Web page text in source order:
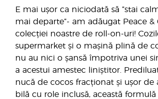
E mai ușor ca niciodată să ”stai
mai departe”- am adăugat Peace &
colecției noastre de roll-on-uri!
supermarket și o mașină plină de
nu au nici o șansă împotriva unei
a acestui amestec liniștitor.
nucă de cocos fracționat și ușor de
bilă cu role inclusă, această formulă